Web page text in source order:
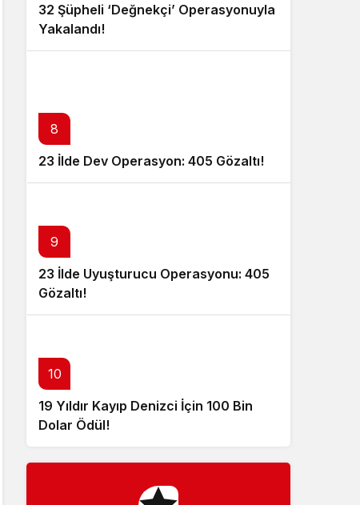
32 Şüpheli ‘Değnekçi’ Operasyonuyla
Yakalandı!
8
23 İlde Dev Operasyon: 405 Gözaltı!
9
23 İlde Uyuşturucu Operasyonu: 405
Gözaltı!
10
19 Yıldır Kayıp Denizci İçin 100 Bin
Dolar Ödül!